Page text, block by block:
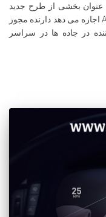
عنوان بخشی از طرح جدید
خودکار رانندگی ویکتوریا (ADS) صادر شد. ADS اجازه می دهد دارنده مجوز
در جاده ها در سراسر